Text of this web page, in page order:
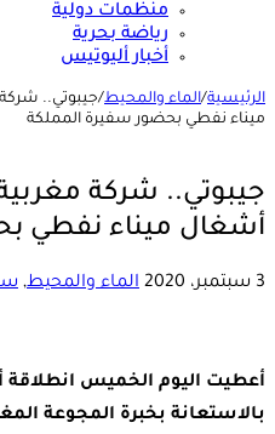
منظمات دولية
رياضة بحرية
أخبار أليوتيس
الرئيسية/الماء والمحيط/جيبوتي..
ميناء نفطي بحضور سفيرة المملكة
جيبوتي.. شركة
أشغال ميناء نفطي
3 سبتمبر، 2020 الماء والمحيط,
أعطيت اليوم الخميس
بالاستعانة بخبرة المجوعة